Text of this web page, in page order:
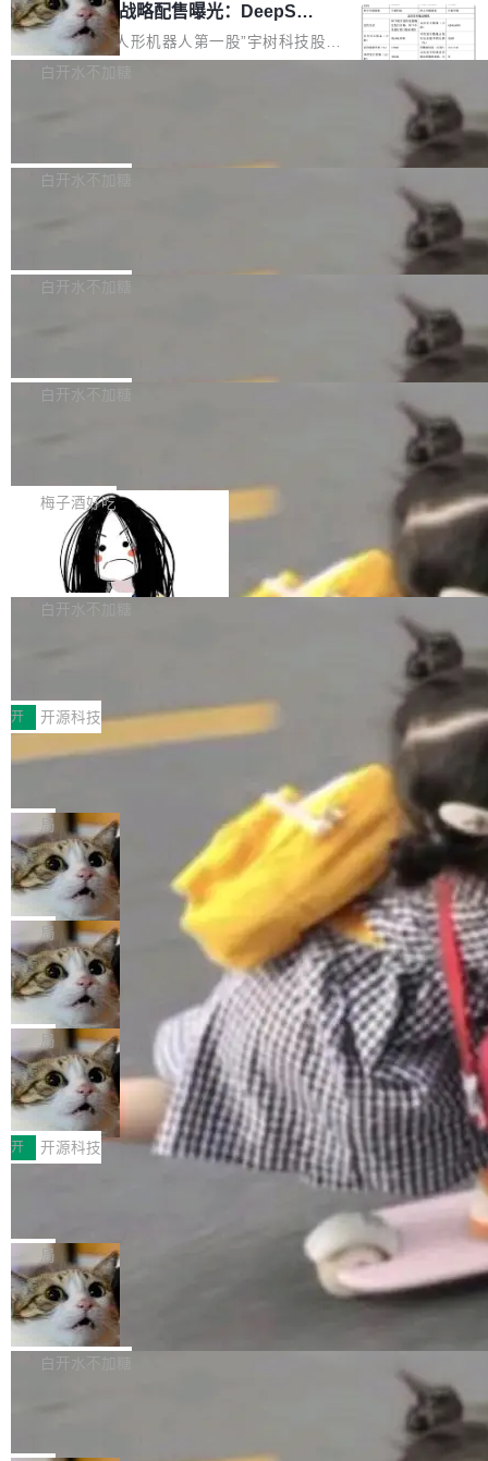
器 Prime Agent 的架构和市面上大多数 coding
agent 有本质区别。大多数 agent harness 的设
计是基于早期模型的能力—...
但它可能是主流开源项目中关于 AI 辅助贡献最
细致的一份规则。 政策的核心只有一句话：LLM
可以用来分析、提炼、审阅、建议，但不能用来
不得生成涉及安全性的关键变更，除非作者本身
宇树科技 IPO 战略配售曝光：DeepSe
ek 获配 93.3 万股，锁定 36 个月
8月6日晚间，“人形机器人第一股”宇树科技股份
有限公司披露IPO发行价格及战略配售结果，杭
36个月。 公告显示，本次宇树科技战略配售对
员工参与设立的专项资产管理计划。其中，Dee
获配9...
白开水不加糖
Bug fixes and enhancements 修复多次传递同
一个回归问题，该问题导致拉取镜像时会拒绝包
题，该问题可能导致在旧版 Linux 内核...
白开水不加糖
e 孵化器项目管理委员会（IPMC）投票中获得
P）！这一里程碑不仅标志着 Fluss 迈入新的发
白开水不加糖
长期停止内容更新，未能实现其作为“AI版维基百
提交的编辑请求也长期处于待处理状态。 Groki
pedia 于去年底上线，定位为由人工智能生成内
容的百科平台，被马斯克视为传统众包百科网站
维基百科的替代方案。Lawfare 调查发现，无论
热门页面还是低关注度页面，均未出现近期更
白开水不加糖
是这样的：配 MessageSource 的 Bean、写 R
eloadableResourceBundleMessageSource、
声明 LocaleResolver、注册 LocaleChangeInt
erceptor…五六步之后才能看到第一行翻译文
本。 Solon 换了个方式。整个 i18n 模块围绕三
梅子酒好吃
Apache Doris 4.1 全面增强 Iceberg：
支持 UPDATE、MERGE INTO 与 Iceb
erg V3
Apache Doris 4.1 要补齐的，正是缺失的那一
半。在已有查询能力的基础上，Doris 进一步支
常维护操作，并完整支持 Iceberg V3 格式。
白开水不加糖
村国家自主创新示范区会议中心开幕。本届大会
由中关村智联软件服务业质量创新联盟主办，以
“智构可信·质创未来——AI原生时代的质量新范
式”为主题，直面AI从实验室走向规模化产业落地
的核心质量命题。会上，《2026智能研发生产力
工具选型手册》发布，Testin云测的Testin XAge
nt智能测试系统入选AI测试领域代表产品。对CI
O而言，这提示了一个转变：AI测试正在从效率
工具升级为企业的质量基础设施。 CIO面对的新
现实 过去两年，CIO们的焦虑清单上多了两项：
一是如何让大模型和智能体应用安全地从PoC走
向生产，二是如何让测试团队跟得上AI应用...
开 开源科技
让非法状态不可表示：一篇关于 ADT
有一种东西，一旦用过就回不去了。Alex Fedos
eev 管它叫"软件设计的基石"。 他说的东西不新
鲜——代数数据类型（ADT），尤其是和类型
（sum type）。但他说清楚了一件事：这不是类
型系统的学术体操，是日常编码的思维方式。 文
章从一个简单的例子切入。一个网站的深色主题
设置，如果用布尔值 + 可空字段来表示——bool
ean 表示是否可切换，nullable 的默认模式、浅
色方案、深色方案——会产生大量无意义的组
合。方案缺了、配置冲突了、全 null 了。要知道
哪些组合有效，作者说，你得靠"文档、校验、或
者部落知识"。 换个写法。Rust 的 enum，两个
变体：Switchable...
局
Cloudflare 开源内部企业 AI 平台 Clou
dflare OS
Cloudflare 发布了一个开源项目 Cloudflare O
S。如果你只看官方博客，你会觉得这是又一
个"AI 知识库 + 聊天机器人"——每个大厂都在
做，没什么新鲜的。 但 Kenton Varda 在 Twitte
r 上把事情说清楚了： 今天我们发布了 Cloudfla
re OS，一个带连接器的聊天机器人，跟其他所
有科技公司做的一样。只不过，实际上它不一
样。这是 Sandstorm.io 的重制版，我十年前的
那个创业公司。不同的是，这次它构建在 Cloudf
lare Workers 上——我花了九年时间搭建的平台
——并且深度集成了 AI。这基本上是我十年秘密
局
Deno 团队开源 Celld，可自托管的分
布式 Durable Objects
Ryan Dahl 领导的 Deno 团队推出了最新开源项
目 Celld，一个能在自己机器上运行 Cloudflare
Workers 和 Durable Objects 的守护进程。 设
计思路很直接：每个对象是一个独立的 SQLite
数据库，按名称寻址，复制到你自己的 S3 兼容
存储库里。节点之间只通过这个存储库协调——
没有控制平面，没有共识协议。每个对象自带一
个小型数据库，应用天然按分片构建，单个数据
库的竞争和爆炸半径问题在设计层面就被消除
了。 闲置的 cell 会休眠到几乎不占资源。当 cel
l 迁移或唤醒时，新宿主从 S3 恢复 SQLite 数据
库继续执行。存储库是持久化的唯一真相...
局
鲁大师7月新机性能/流畅/AI榜：vivo夺
性能、流畅双第一，三星Galaxy Z系列
新折叠缺席
2026年7月的手机市场，由于存储等硬件成本暴
增，手机厂商的日子也不好过啊，新机速度明显
放缓，因此硝烟味淡了许多。新机参数规格除开
Fold8 / Z Flip8）外，其余要么是中低端机器，
例如iQOO Z11i、REDMI Note 17、REDMI No
te 17 Pro、OPPO K15，要么是vivo X300 E这
样的次旗舰。 Galaxy Z Fold8 Ultra / Z Fold8 /
Z Flip8三款折叠屏新机均在7月22日发布，且全
部搭载骁龙8 Elite Gen5 for Galaxy，它们本该
开 开源科技
Zed 编辑器团队发布了新项目——DeltaDB，一
个在 git commit 之间记录每一次编辑操作的版
本控制系统。目前处于 Early Access 阶段。 De
ltaDB 的核心思路直接写在 landing page 最显
眼的位置：「Software is made between com
mits」——软件是在 commit 之间写出来的。git
局
SpaceXAI 单季资本开支达 183 亿美元
根据风险投资人Tomer Tunguz 博客（VC 分
析）披露的最新分析与第二季度业绩报告，Spac
白开水不加糖